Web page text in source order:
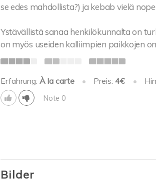
se edes mahdollista?) ja kebab vielä
Ystävällistä sanaa henkilökunnalta on
on myös useiden kalliimpien paikkojen
Erfahrung: À la carte • Preis:4€ •
Note 0
Bilder